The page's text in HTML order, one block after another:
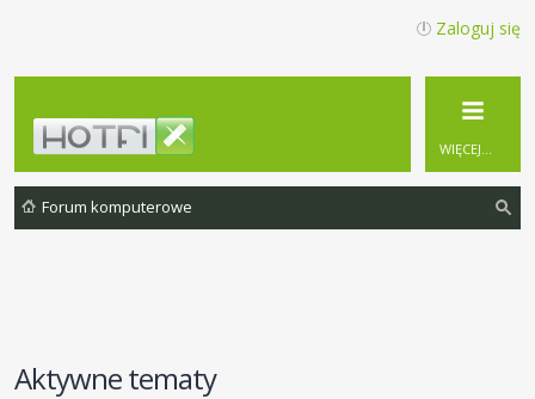
Zaloguj się
WIĘCEJ…
Forum komputerowe
Aktywne tematy